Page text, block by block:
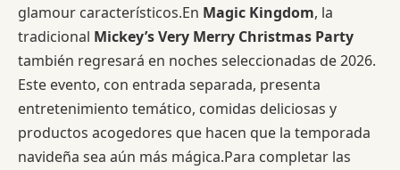
glamour característicos.En Magic Kingdom, la
tradicional Mickey’s Very Merry Christmas Party
también regresará en noches seleccionadas de 2026.
Este evento, con entrada separada, presenta
entretenimiento temático, comidas deliciosas y
productos acogedores que hacen que la temporada
navideña sea aún más mágica.Para completar las